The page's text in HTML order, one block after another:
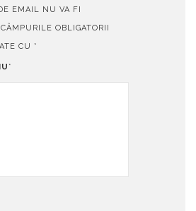
EMAIL NU VA FI
CÂMPURILE OBLIGATORII
CU *
*